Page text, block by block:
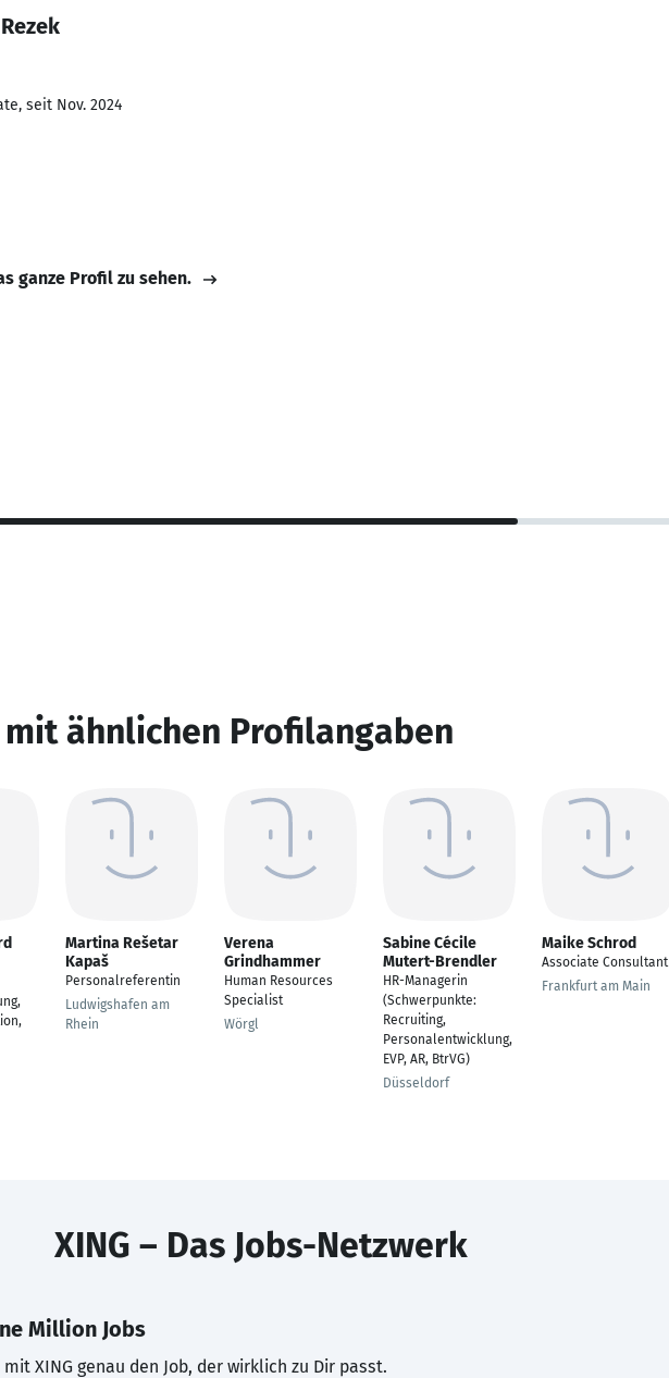
seit Nov. 2024
ganze Profil zu sehen.
ähnlichen Profilangaben
Martina Rešetar
Kapaš
Personalreferentin
Ludwigshafen am
Rhein
Verena
Grindhammer
Human Resources
Specialist
Wörgl
Sabine Cécile
Mutert-Brendler
HR-Managerin
(Schwerpunkte:
Recruiting,
Personalentwicklung,
EVP, AR, BtrVG)
Düsseldorf
Maike Schrod
Associate Consultant
Frankfurt am Main
XING – Das Jobs-Netzwerk
Million Jobs
XING genau den Job, der wirklich zu Dir passt.